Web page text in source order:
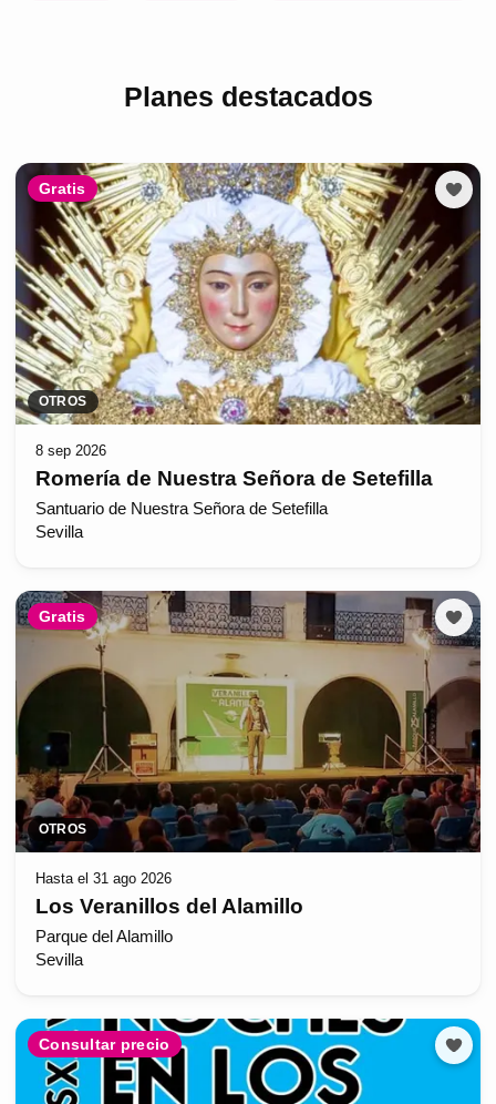
Planes destacados
Gratis
OTROS
8 sep 2026
Romería de Nuestra Señora de Setefilla
Santuario de Nuestra Señora de Setefilla
Sevilla
Gratis
OTROS
Hasta el 31 ago 2026
Los Veranillos del Alamillo
Parque del Alamillo
Sevilla
Consultar precio